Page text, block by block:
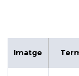
Imatge